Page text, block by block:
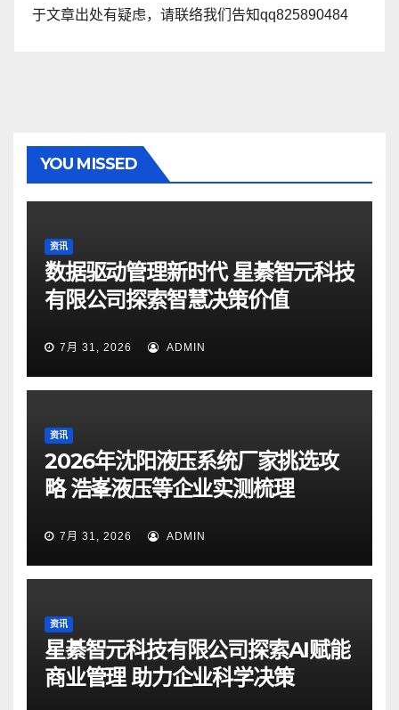
于文章出处有疑虑，请联络我们告知qq825890484
YOU MISSED
资讯
数据驱动管理新时代 星綦智元科技
有限公司探索智慧决策价值
7月 31, 2026 ADMIN
资讯
2026年沈阳液压系统厂家挑选攻
略 浩峯液压等企业实测梳理
7月 31, 2026 ADMIN
资讯
星綦智元科技有限公司探索AI赋能
商业管理 助力企业科学决策